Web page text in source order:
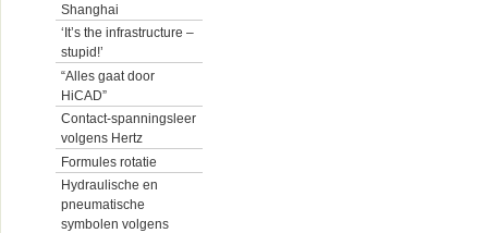
Shanghai
‘It’s the infrastructure –
stupid!’
“Alles gaat door
HiCAD”
Contact-spanningsleer
volgens Hertz
Formules rotatie
Hydraulische en
pneumatische
symbolen volgens